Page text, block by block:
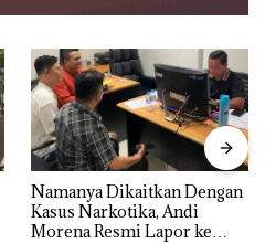
Namanya Dikaitkan Dengan
Kasus Narkotika, Andi
Morena Resmi Lapor ke